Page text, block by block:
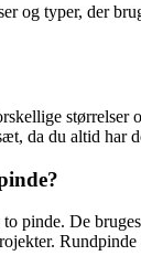
og typer, der
da du altid har
pinde. De